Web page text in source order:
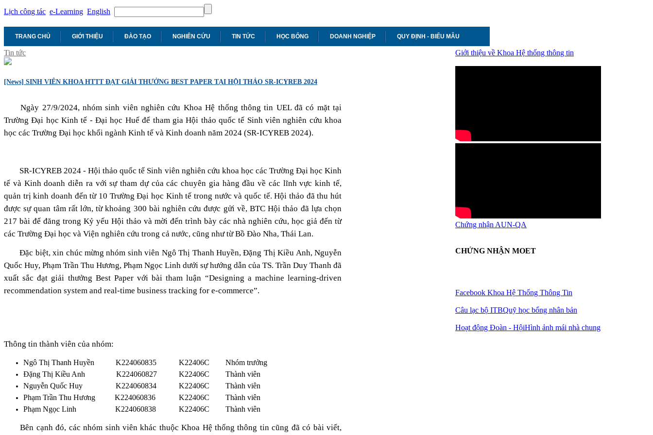
Lịch công tác e-Learning English
TRANG CHỦ GIỚI THIỆU ĐÀO TẠO NGHIÊN CỨU TIN TỨC HỌC BỔNG DOANH NGHIỆP QUY ĐỊNH - BIỂU MẪU
Tin tức
[News] SINH VIÊN KHOA HTTT ĐẠT GIẢI THƯỞNG BEST PAPER TẠI HỘI THẢO SR-ICYREB 2024
Ngày 27/9/2024, nhóm sinh viên nghiên cứu Khoa Hệ thống thông tin UEL đã có mặt tại
Trường Đại học Kinh tế - Đại học Huế để tham gia Hội thảo quốc tế Sinh viên nghiên cứu khoa
học các Trường Đại học khối ngành Kinh tế và Kinh doanh năm 2024 (SR-ICYREB 2024).
SR-ICYREB 2024 - Hội thảo quốc tế Sinh viên nghiên cứu khoa học các Trường Đại học Kinh
tế và Kinh doanh diễn ra với sự tham dự của các chuyên gia hàng đầu về các lĩnh vực kinh tế,
quản trị kinh doanh đến từ 10 Trường Đại học Kinh tế trong nước và quốc tế. Hội thảo đã thu hút
được sự quan tâm rất lớn, từ khoảng 300 bài nghiên cứu được gửi về, BTC Hội thảo đã lựa chọn
217 bài để đăng trong Kỷ yếu Hội thảo và mời đến trình bày các nhà nghiên cứu, học giả đến từ
các Trường Đại học và Viện nghiên cứu trong cả nước, cũng như từ Bồ Đào Nha, Thái Lan.
Đặc biệt, xin chúc mừng nhóm sinh viên Ngô Thị Thanh Huyền, Đặng Thị Kiều Anh, Nguyễn
Quốc Huy, Phạm Trần Thu Hương, Phạm Ngọc Linh dưới sự hướng dẫn của TS. Trần Duy Thanh đã
xuất sắc đạt giải thưởng Best Paper với bài tham luận “Designing a machine learning-driven
recommendation system and real-time business tracking for e-commerce”.
Thông tin thành viên của nhóm:
Ngô Thị Thanh Huyền K224060835 K22406C
Nhóm trưởng
Đặng Thị Kiều Anh
K224060827 K22406C
Thành viên
Nguyễn Quốc Huy
K224060834 K22406C
Thành viên
Phạm Trần Thu Hương
K224060836 K22406C
Thành viên
Phạm Ngọc Linh
K224060838 K22406C Thành viên
Bên cạnh đó, các nhóm sinh viên khác thuộc Khoa Hệ thống thông tin cũng đã có bài viết,
Giới thiệu về Khoa Hệ thống thông tin
Chứng nhận AUN-QA
CHỨNG NHẬN MOET
Facebook Khoa Hệ Thống Thông Tin
Câu lạc bộ ITBQuỹ học bổng nhân bản
Hoạt động Đoàn - HộiHình ảnh mái nhà chung